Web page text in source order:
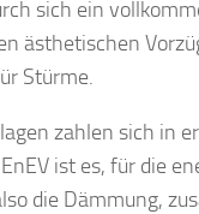
sich ein
ästhetischen
Stürme.
zahlen sich in
ist es, für die
die Dämmung,